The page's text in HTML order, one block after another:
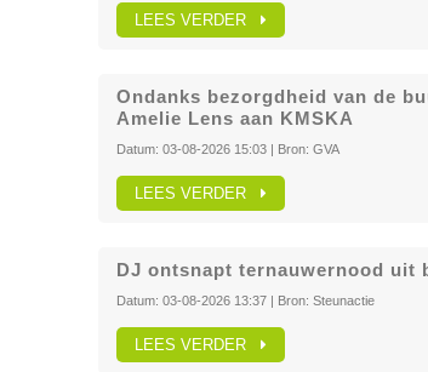
LEES VERDER
Ondanks bezorgdheid van de
Amelie Lens aan KMSKA
Datum: 03-08-2026 15:03| Bron: GVA
LEES VERDER
DJ ontsnapt ternauwernood uit
Datum: 03-08-2026 13:37| Bron: Steunactie
LEES VERDER